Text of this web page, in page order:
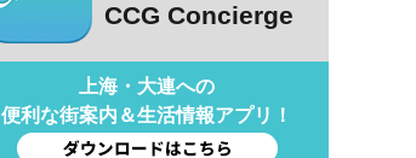
CCG Concierge
上海・大連への
便利な街案内＆生活情報アプリ！